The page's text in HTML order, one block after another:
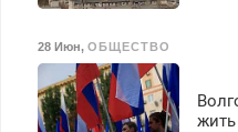
28 Июн, ОБЩЕСТВО